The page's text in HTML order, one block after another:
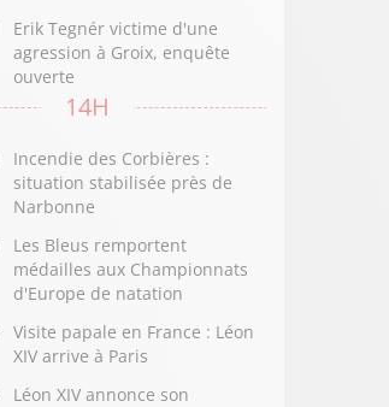
Erik Tegnér victime d'une
agression à Groix, enquête
ouverte
14H
Incendie des Corbières :
situation stabilisée près de
Narbonne
Les Bleus remportent
médailles aux Championnats
d'Europe de natation
Visite papale en France : Léon
XIV arrive à Paris
Léon XIV annonce son